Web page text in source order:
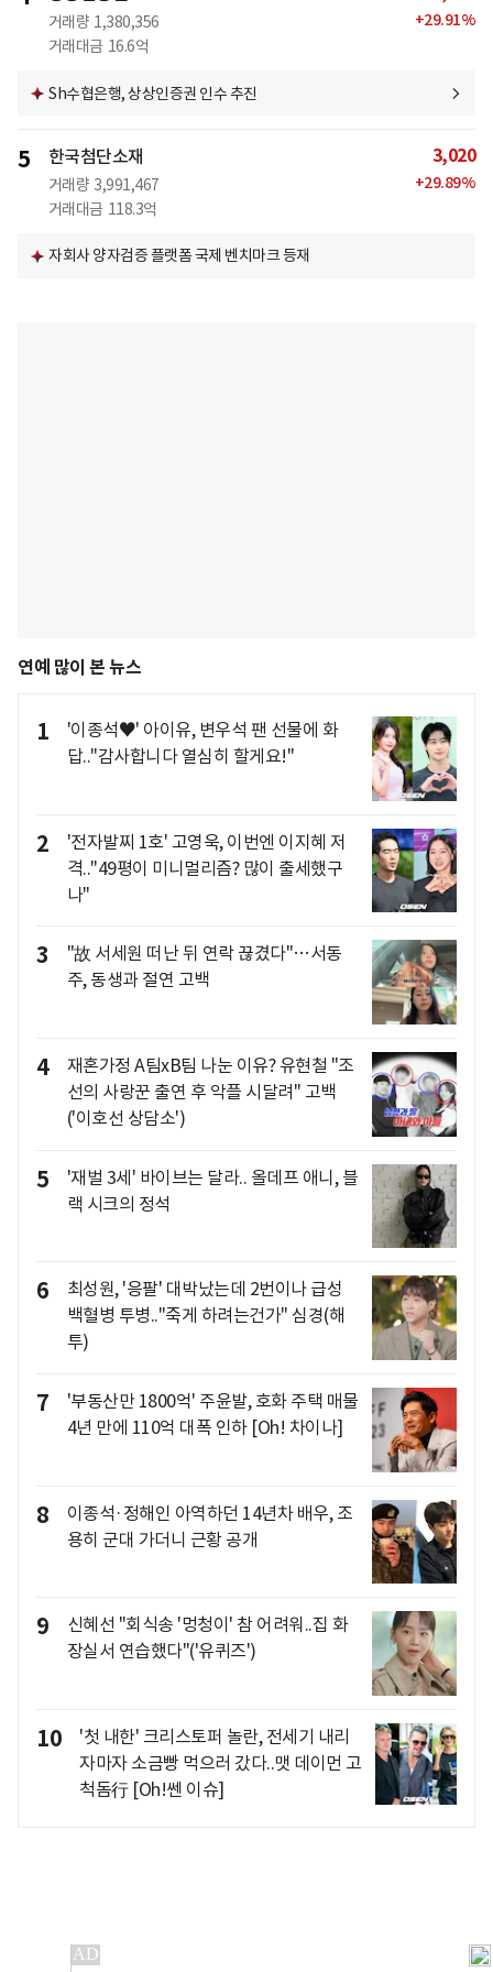
거래량 1,380,356
거래대금 16.6억
+29.91%
Sh수협은행, 상상인증권 인수 추진
5 한국첨단소재
거래량 3,991,467
거래대금 118.3억
3,020
+29.89%
자회사 양자검증 플랫폼 국제 벤치마크 등재
연예 많이 본 뉴스
1
'이종석♥' 아이유, 변우석 팬 선물에 화
답.."감사합니다 열심히 할게요!"
2
'전자발찌 1호' 고영욱, 이번엔 이지혜 저
격.."49평이 미니멀리즘? 많이 출세했구
나"
3
"故 서세원 떠난 뒤 연락 끊겼다"…서동
주, 동생과 절연 고백
4
재혼가정 A팀xB팀 나눈 이유? 유현철 "조
선의 사랑꾼 출연 후 악플 시달려" 고백
('이호선 상담소')
5
'재벌 3세' 바이브는 달라.. 올데프 애니, 블
랙 시크의 정석
6
최성원, '응팔' 대박났는데 2번이나 급성
백혈병 투병.."죽게 하려는건가" 심경(해
투)
7
'부동산만 1800억' 주윤발, 호화 주택 매물
4년 만에 110억 대폭 인하 [Oh! 차이나]
8
이종석·정해인 아역하던 14년차 배우, 조
용히 군대 가더니 근황 공개
9
신혜선 "회식송 '멍청이' 참 어려워..집 화
장실서 연습했다"('유퀴즈')
10
'첫 내한' 크리스토퍼 놀란, 전세기 내리
자마자 소금빵 먹으러 갔다..맷 데이먼 고
척돔行 [Oh!쎈 이슈]